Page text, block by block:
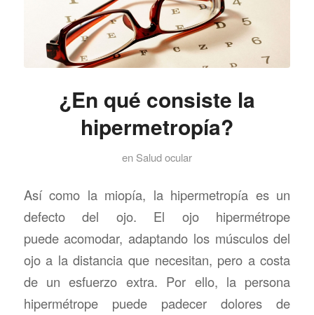
¿En qué consiste la
hipermetropía?
en Salud ocular
Así como la miopía, la hipermetropía es un
defecto del ojo. El ojo hipermétrope
puede acomodar, adaptando los músculos del
ojo a la distancia que necesitan, pero a costa
de un esfuerzo extra. Por ello, la persona
hipermétrope puede padecer dolores de